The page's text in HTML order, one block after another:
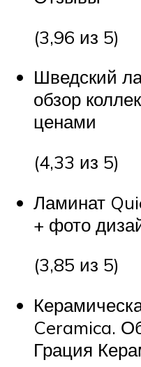
(3,96 из 5)
Шведский
обзор
ценами
(4,33 из 5)
Ламинат
+ фото
(3,85 из 5)
Ceramica.
Грация